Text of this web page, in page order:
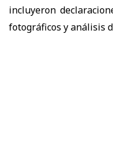
incluyeron
fotográficos y análisis